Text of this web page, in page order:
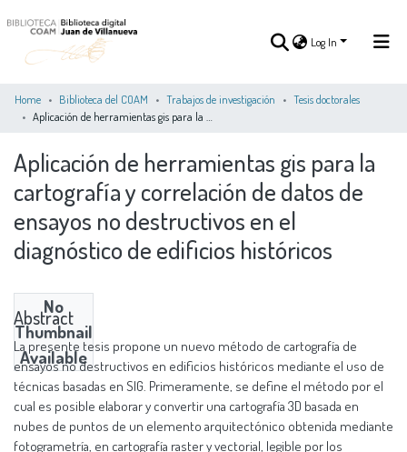
Log In
COMMUNITIES
COLLECTIONS
ALL OF DSPACE
STATISTICS
Home Biblioteca del COAM Trabajos de investigación
Tesis doctorales
Aplicación de herramientas gis para la
cartografía y correlación de datos de
ensayos no destructivos en el
diagnóstico de edificios históricos
No
Thumbnail
Available
Abstract
La presente tesis propone un nuevo método de cartografía de
ensayos no destructivos en edificios históricos mediante el uso de
técnicas basadas en SIG. Primeramente, se define el método por el
cual es posible elaborar y convertir una cartografía 3D basada en
nubes de puntos de un elemento arquitectónico obtenida mediante
fotogrametría, en cartografía raster y vectorial, legible por los